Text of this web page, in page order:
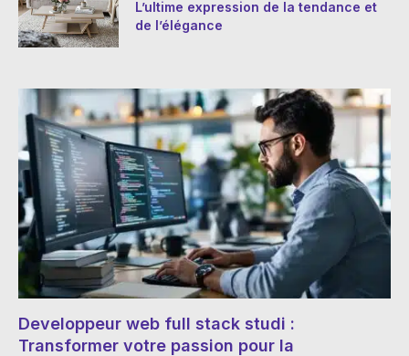
L’ultime expression de la tendance et
de l’élégance
Developpeur web full stack studi :
Transformer votre passion pour la